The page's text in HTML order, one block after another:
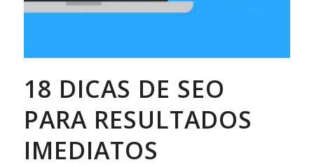
18 DICAS DE SEO
PARA RESULTADOS
IMEDIATOS